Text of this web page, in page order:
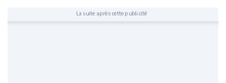
La suite après cette publicité